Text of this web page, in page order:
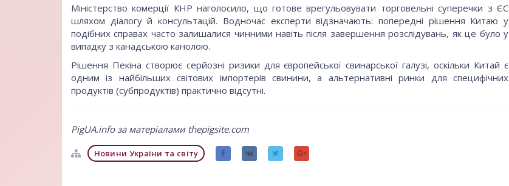
Міністерство комерції КНР наголосило, що готове врегульовувати торговельні суперечки з ЄС
шляхом діалогу й консультацій. Водночас експерти відзначають: попередні рішення Китаю у
подібних справах часто залишалися чинними навіть після завершення розслідувань, як це було у
випадку з канадською канолою.
Рішення Пекіна створює серйозні ризики для європейської свинарської галузі, оскільки Китай є
одним із найбільших світових імпортерів свинини, а альтернативні ринки для специфічних
продуктів (субпродуктів) практично відсутні.
PigUA.info за матеріалами thepigsite.com
Новини України та світу